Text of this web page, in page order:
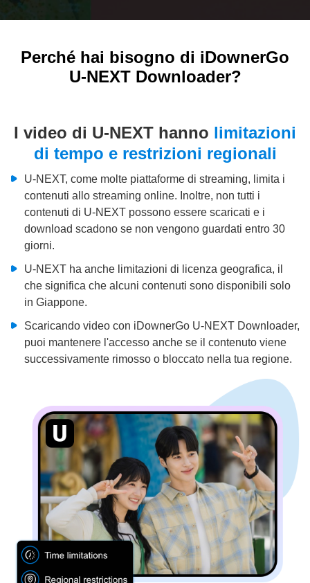
Perché hai bisogno di iDownerGo
U-NEXT Downloader?
I video di U-NEXT hanno limitazioni
di tempo e restrizioni regionali
U-NEXT, come molte piattaforme di streaming, limita i
contenuti allo streaming online. Inoltre, non tutti i
contenuti di U-NEXT possono essere scaricati e i
download scadono se non vengono guardati entro 30
giorni.
U-NEXT ha anche limitazioni di licenza geografica, il
che significa che alcuni contenuti sono disponibili solo
in Giappone.
Scaricando video con iDownerGo U-NEXT Downloader,
puoi mantenere l'accesso anche se il contenuto viene
successivamente rimosso o bloccato nella tua regione.